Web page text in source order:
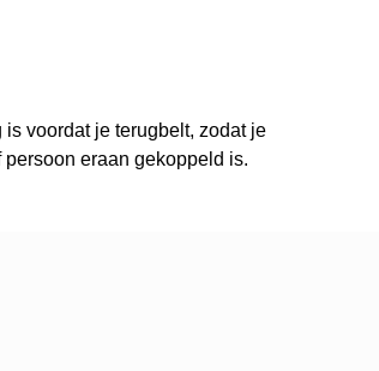
voordat je terugbelt, zodat je
eraan gekoppeld is.